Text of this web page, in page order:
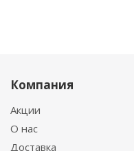
Компания
Акции
О нас
Доставка